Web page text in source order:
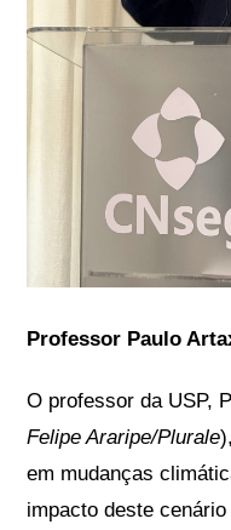
Professor Paulo
O professor da USP,
Felipe Araripe/Plurale
em mudanças
impacto deste